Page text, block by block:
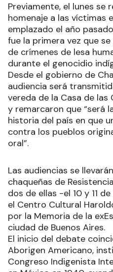
Previamente, el lunes se
homenaje a las víctimas
emplazado el año
fue la primera vez que
de crímenes de lesa
durante el genocidio
Desde el gobierno de
audiencia será
vereda de la Casa de las
y remarcaron que “será
historia del país en que
contra los pueblos
oral”.
Las audiencias se
chaqueñas de
dos de ellas -el 10 y 11
el Centro Cultural
por la Memoria de la
ciudad de Buenos Aires.
El inicio del debate
Aborigen Americano,
Congreso Indigenista